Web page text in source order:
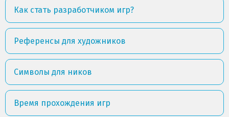
Как стать разработчиком игр?
Референсы для художников
Символы для ников
Время прохождения игр